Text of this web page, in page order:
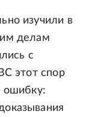
изучили в
делам
с
этот спор
ошибку: